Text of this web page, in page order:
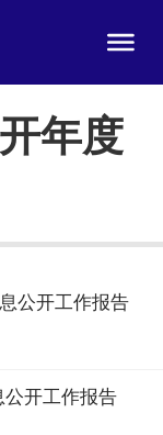
年度
公开工作报告
公开工作报告